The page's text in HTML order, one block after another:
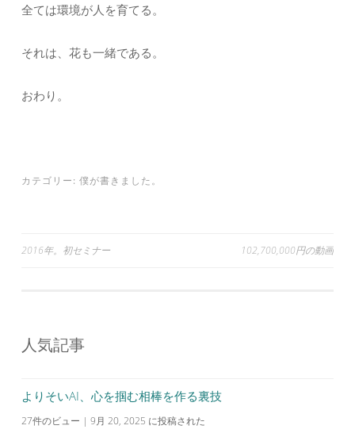
全ては環境が人を育てる。
それは、花も一緒である。
おわり。
カテゴリー: 僕が書きました。
投
ゲ
シ
ョ
2016年。初セミナー 102,700,000円の動画
人気記事
よりそいAI、心を掴む相棒を作る裏技
27件のビュー | 9月 20, 2025 に投稿された